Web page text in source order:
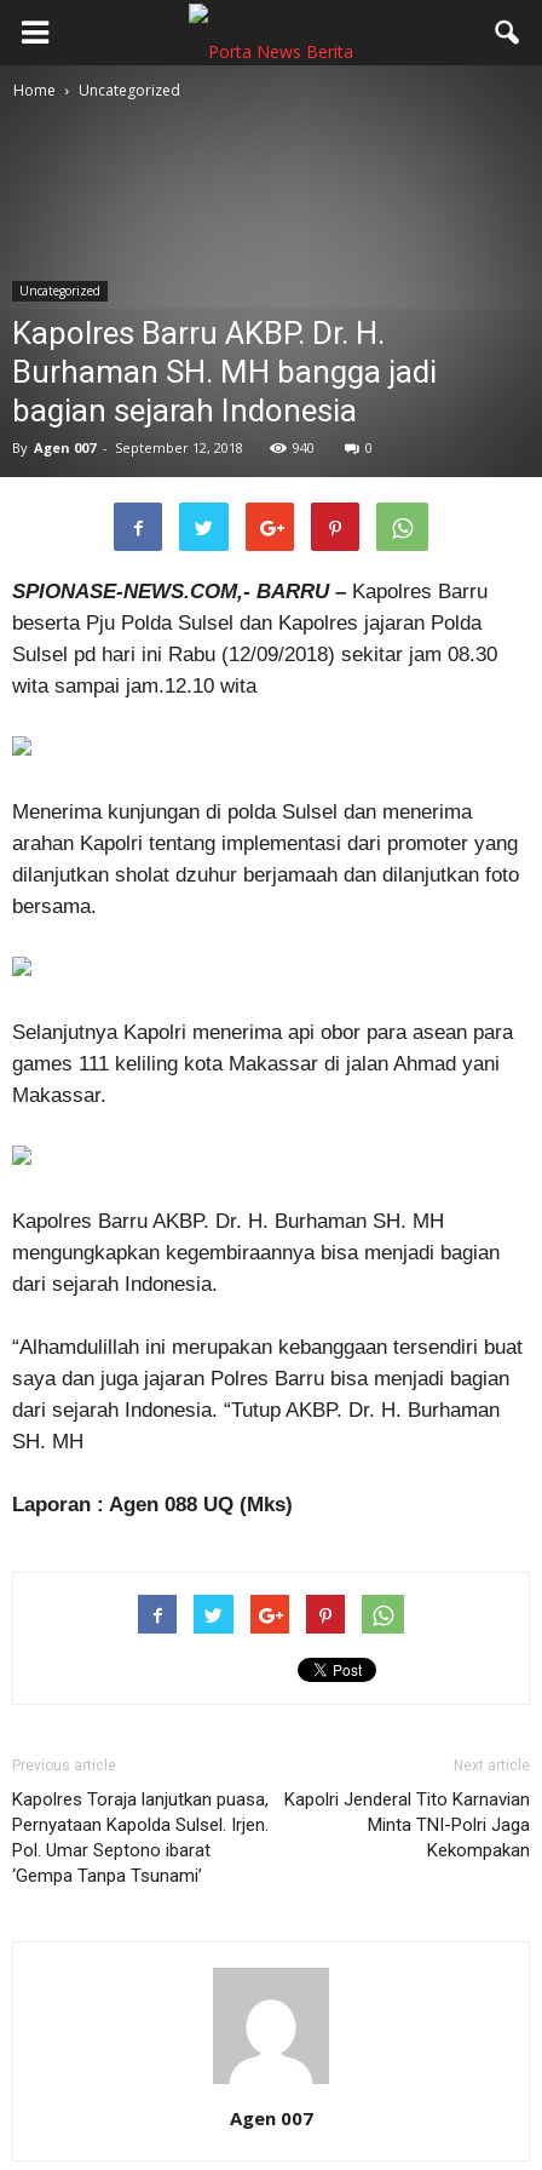
Home Uncategorized
Uncategorized
Kapolres Barru AKBP. Dr. H.
Burhaman SH. MH bangga jadi
bagian sejarah Indonesia
By Agen 007 - September 12, 2018 940 0
SPIONASE-NEWS.COM,- BARRU– Kapolres Barru
beserta Pju Polda Sulsel dan Kapolres jajaran Polda
Sulsel pd hari ini Rabu (12/09/2018) sekitar jam 08.30
wita sampai jam.12.10 wita
Menerima kunjungan di polda Sulsel dan menerima
arahan Kapolri tentang implementasi dari promoter yang
dilanjutkan sholat dzuhur berjamaah dan dilanjutkan foto
bersama.
Selanjutnya Kapolri menerima api obor para asean para
games 111 keliling kota Makassar di jalan Ahmad yani
Makassar.
Kapolres Barru AKBP. Dr. H. Burhaman SH. MH
mengungkapkan kegembiraannya bisa menjadi bagian
dari sejarah Indonesia.
“Alhamdulillah ini merupakan kebanggaan tersendiri buat
saya dan juga jajaran Polres Barru bisa menjadi bagian
dari sejarah Indonesia. “Tutup AKBP. Dr. H. Burhaman
SH. MH
Laporan : Agen 088 UQ (Mks)
Previous article
Kapolres Toraja lanjutkan puasa,
Pernyataan Kapolda Sulsel. Irjen.
Pol. Umar Septono ibarat
‘Gempa Tanpa Tsunami’
Next article
Kapolri Jenderal Tito Karnavian
Minta TNI-Polri Jaga
Kekompakan
Agen 007